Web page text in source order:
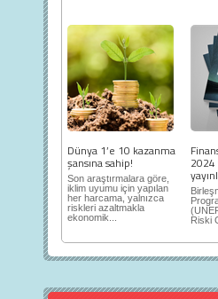
Dünya 1’e 10 kazanma
şansına sahip!
Son araştırmalara göre,
iklim uyumu için yapılan
her harcama, yalnızca
riskleri azaltmakla
ekonomik...
2024
Riski